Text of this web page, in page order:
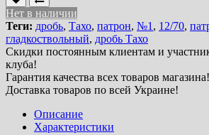
Нет в наличии
Теги: дробь, Тахо, патрон, №1 , 12/70,
гладкоствольный, дробь Тахо
Скидки постоянным клиентам и
клуба!
Гарантия качества всех товаров магазина!
Доставка товаров по всей Украине!
Описание
Характеристики